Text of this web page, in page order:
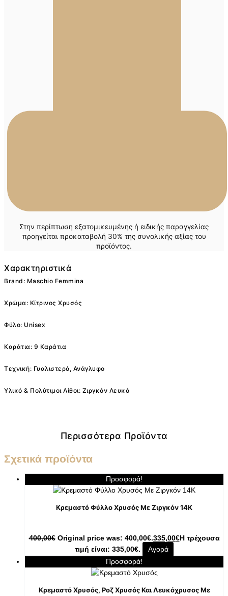
Στην περίπτωση εξατομικευμένης ή ειδικής παραγγελίας
προηγείται προκαταβολή 30% της συνολικής αξίας του
προϊόντος.
Χαρακτηριστικά
Brand: Maschio Femmina
Χρώμα: Κίτρινος Χρυσός
Φύλο: Unisex
Καράτια: 9 Καράτια
Τεχνική: Γυαλιστερό, Ανάγλυφο
Υλικό & Πολύτιμοι Λίθοι: Ζιργκόν Λευκό
Περισσότερα Προϊόντα
Σχετικά προϊόντα
Προσφορά!
Κρεμαστό Φύλλο Χρυσός Με Ζιργκόν 14K
400,00€ Original price was: 400,00€.335,00€Η τρέχουσα
τιμή είναι: 335,00€.
Αγορά
Προσφορά!
Κρεμαστό Χρυσός, Ροζ Χρυσός Και Λευκόχρυσος Με